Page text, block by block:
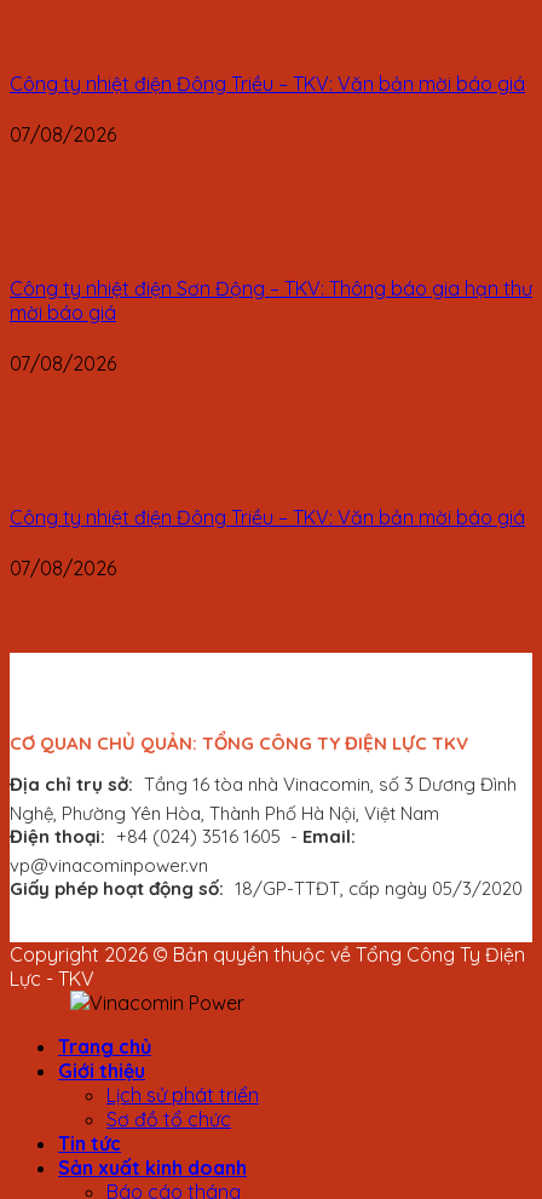
Công ty nhiệt điện Đông Triều – TKV: Văn bản mời báo giá
07/08/2026
Công ty nhiệt điện Sơn Động – TKV: Thông báo gia hạn thư
mời báo giá
07/08/2026
Công ty nhiệt điện Đông Triều – TKV: Văn bản mời báo giá
07/08/2026
CƠ QUAN CHỦ QUẢN: TỔNG CÔNG TY ĐIỆN LỰC TKV
Địa chỉ trụ sở: Tầng 16 tòa nhà Vinacomin, số 3 Dương Đình
Nghệ, Phường Yên Hòa, Thành Phố Hà Nội, Việt Nam
Điện thoại: +84 (024) 3516 1605 - Email:
vp@vinacominpower.vn
Giấy phép hoạt động số: 18/GP-TTĐT, cấp ngày 05/3/2020
Copyright 2026 © Bản quyền thuộc về Tổng Công Ty Điện
Lực - TKV
Trang chủ
Giới thiệu
Lịch sử phát triển
Sơ đồ tổ chức
Tin tức
Sản xuất kinh doanh
Báo cáo tháng